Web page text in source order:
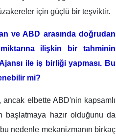
için güçlü bir teşviktir.
ve ABD arasında doğrudan
ilişkin bir tahminin
ile iş birliği yapması. Bu
mi?
ancak elbette ABD'nin kapsamlı
hazır olduğunu da
nedenle mekanizmanın birkaç